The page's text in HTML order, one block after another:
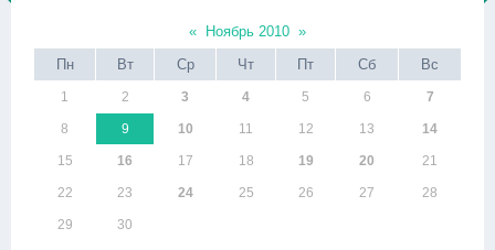
« Ноябрь 2010 »
Пн
Вт Ср Чт Пт Сб Вс
1 2 3 4 5 6 7
8 9 10 11 12 13 14
15 16 17 18 19 20 21
22 23 24 25 26 27 28
29 30